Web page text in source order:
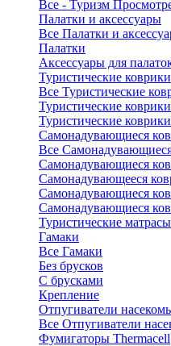
Все - Туризм
Палатки и аксессуары
Все Палатки и
Палатки
Аксессуары для
Туристические коврики
Все Туристические
Туристические
Туристические
Самонадувающиеся
Все
Самонадувающиеся
Самонадувающееся
Самонадувающиеся
Самонадувающиеся
Туристические матрасы
Гамаки
Все Гамаки
Без брусков
С брусками
Крепление
Отпугиватели
Все Отпугиватели
Фумигаторы Thermacell